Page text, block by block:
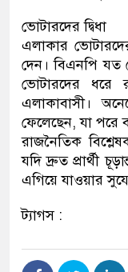
ভোটারদের দ্বিধা
এলাকার
দেন। বিএনপি যত
ভোটারদের ধরে
এলাকাবাসী।
ফেলেছেন, যা পরে
রাজনৈতিক
যদি দ্রুত প্রার্থী
এগিয়ে যাওয়ার
ট্যাগস :